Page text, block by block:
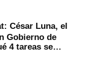
César Luna, el
Gobierno de
4 tareas se